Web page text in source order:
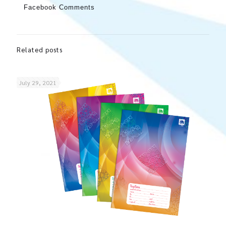
Facebook Comments
Related posts
July 29, 2021